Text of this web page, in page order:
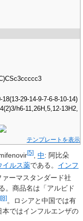
29-14-9-7-6-8-10-14)
h6-11,26H,5,12-13H2,
テンプレートを表示
[5] 中: 阿比朵
イルス薬である。 インフ
ァーマスタンダード社
。商品名は「アルビド
[8]。ロシアと中国では有
ではインフルエンザの